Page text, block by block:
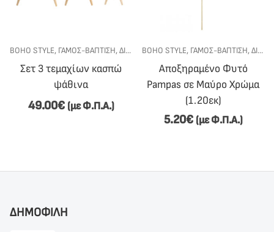
,ΔΙΑΚΌΣΜΗΣΗ ΓΆΜΟΥ-ΒΆΠΤΙΣΗΣ
BOHO STYLE, ΓΆΜΟΣ-ΒΆΠΤΙΣΗ,ΔΙΑΚΌΣΜΗΣΗ ΓΆΜΟΥ-ΒΆΠΤΙΣΗΣ
Σετ 3 τεμαχίων κασπώ
ψάθινα
49.00€ (με Φ.Π.Α.)
BOHO STYLE, ΓΆΜΟΣ-ΒΆΠΤΙΣΗ,ΔΙΑΚΌΣΜΗΣΗ ΓΆΜΟΥ-ΒΆΠΤΙΣΗΣ
Αποξηραμένο Φυτό
Pampas σε Μαύρο Χρώμα
(1.20εκ)
5.20€ (με Φ.Π.Α.)
ΔΗΜΟΦΙΛΗ